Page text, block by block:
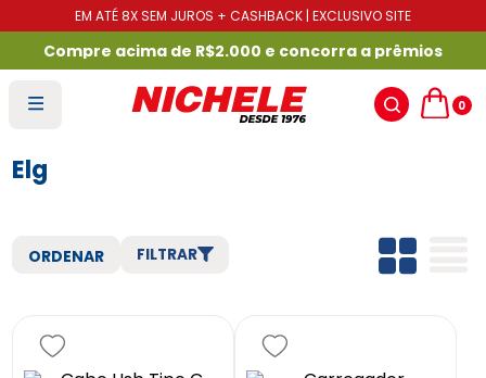
EM ATÉ 8X SEM JUROS + CASHBACK | EXCLUSIVO SITE
Compre acima de R$2.000 e concorra a prêmios
0
Elg
FILTRAR